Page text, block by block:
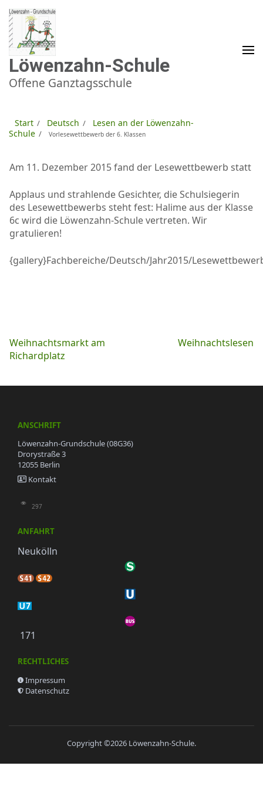
Zum
Inhalt
springen
(Enter
drücken)
Löwenzahn-Schule
Offene Ganztagsschule
Start / Deutsch /
Lesen an der Löwenzahn-
Schule / Vorlesewettbewerb der 6. Klassen
Am 11. Dezember 2015 fand der Lesewettbewerb statt
Applaus und strahlende Gesichter, die Schulsiegerin
des Lesewettbewerbs steht fest: Halime aus der Klasse
6c wird die Löwenzahn-Schule vertreten. Wir
gratulieren!
{gallery}Fachbereiche/Deutsch/Jahr2015/
Beitragsnavigation
Weihnachtsmarkt am
Richardplatz
Weihnachtslesen
ANSCHRIFT
Löwenzahn-Grundschule (08G36)
Drorystraße 3
12055 Berlin
Kontakt
297
ANFAHRT
Neukölln
171
RECHTLICHES
Impressum
Datenschutz
Copyright ©2026 Löwenzahn-Schule.